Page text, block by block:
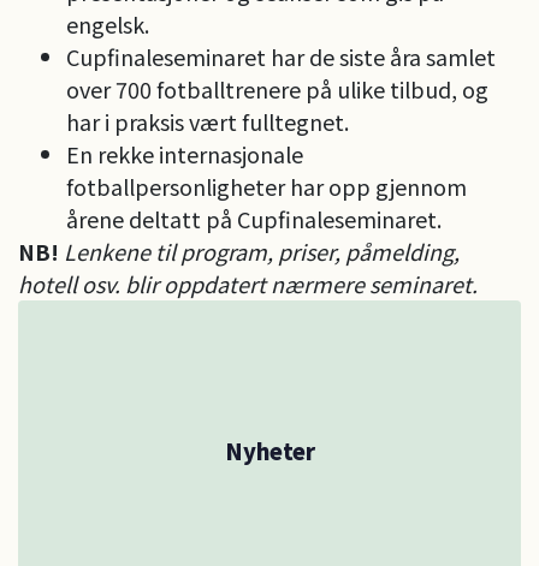
engelsk.
Cupfinaleseminaret har de siste åra samlet
over 700 fotballtrenere på ulike tilbud, og
har i praksis vært fulltegnet.
En rekke internasjonale
fotballpersonligheter har opp gjennom
årene deltatt på Cupfinaleseminaret.
NB! Lenkene til program, priser, påmelding,
hotell osv. blir oppdatert nærmere seminaret.
Nyheter